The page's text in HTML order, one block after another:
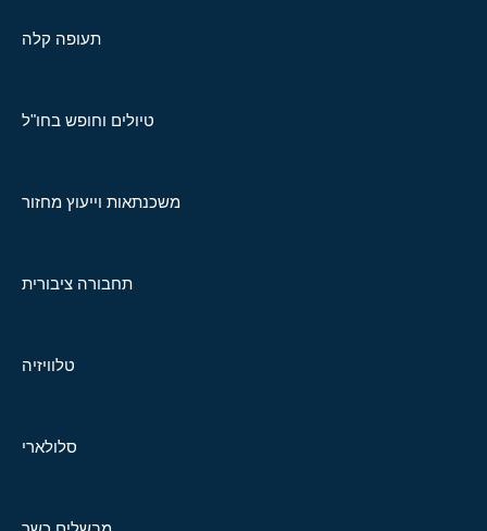
תעופה קלה
טיולים וחופש בחו"ל
משכנתאות וייעוץ מחזור
תחבורה ציבורית
טלוויזיה
סלולארי